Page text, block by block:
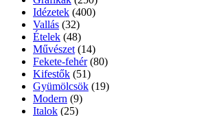
Idézetek (400)
Vallás (32)
Ételek (48)
Művészet (14)
Fekete-fehér (80)
Kifestők (51)
Gyümölcsök (19)
Modern (9)
Italok (25)